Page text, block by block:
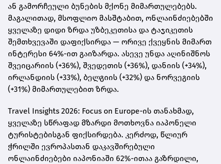
ან გამორჩეული ბუნების მქონე მიმართულებებს.
მაგალითად, მსოფლიო მასშტაბით, ონლაინძიებებში
ყველაზე დიდი ზრდა უზბეკეთისა და ტაჯიკეთის
შემთხვევაში დაფიქსირდა — ორივე ქვეყნის მიმართ
ინტერესი 64%-ით გაიზარდა. ასევე უნდა აღინიშნოს
შვეიცარიის (+36%), შვედეთის (+36%), დანიის (+34%),
ირლანდიის (+33%), ბელგიის (+32%) და ნორვეგიის
(+31%) მიმართულებით ზრდა.
Travel Insights 2026: Focus on Europe-ის თანახმად,
ყველაზე სწრაფად მზარდი მოთხოვნა იაპონელი
ტურისტებისგან ფიქსირდება. კერძოდ, წლიურ
ჭრილში ევროპასთან დაკავშირებული
ონლაინძიებები იაპონიაში 62%-ითაა გაზრდილი,